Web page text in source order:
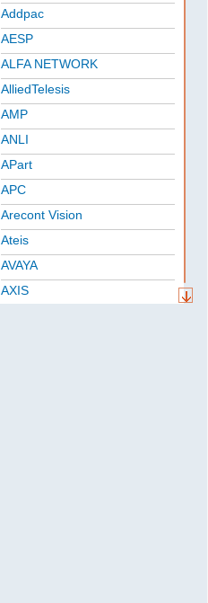
Addpac
AESP
ALFA NETWORK
AlliedTelesis
AMP
ANLI
APart
APC
Arecont Vision
Ateis
AVAYA
AXIS